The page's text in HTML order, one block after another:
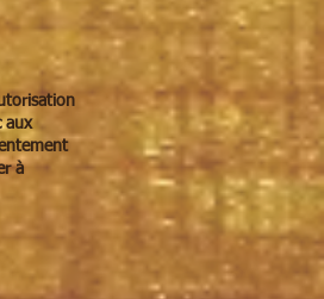
aux
à